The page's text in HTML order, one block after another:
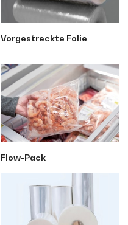
Vorgestreckte Folie
Flow-Pack